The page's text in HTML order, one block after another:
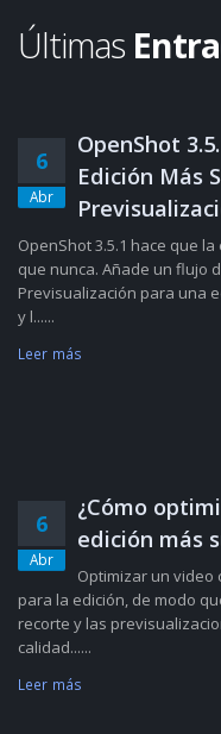
Últimas
6
Abr
OpenShot
Edición Más
OpenShot 3.5.1 hace que
que nunca. Añade un flujo
Previsualización para una
y l......
Leer más
6
Abr
¿Cómo
edición más
Optimizar un
para la edición, de modo
recorte y las
calidad......
Leer más